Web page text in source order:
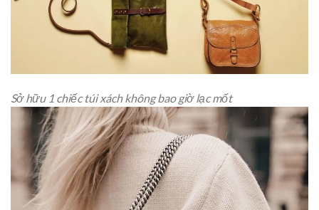
Sở hữu 1 chiếc túi xách không bao giờ lạc mốt